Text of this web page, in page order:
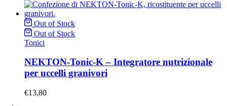
Out of Stock
Out of Stock
Tonici
NEKTON-Tonic-K – Integratore nutrizionale
per uccelli granivori
€13,80